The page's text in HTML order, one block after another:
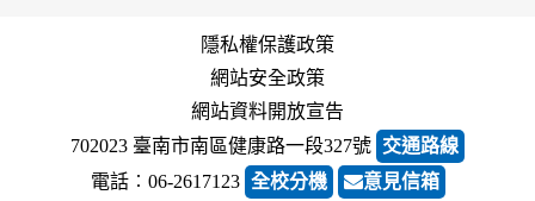
隱私權保護政策
網站安全政策
網站資料開放宣告
702023 臺南市南區健康路一段327號 交通路線
電話︰06-2617123 全校分機 意見信箱